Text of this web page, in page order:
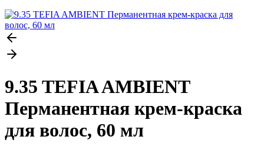
9.35 TEFIA AMBIENT
Перманентная крем-краска
для волос, 60 мл